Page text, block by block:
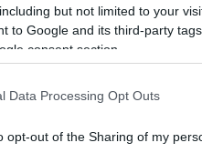
but not limited to your
to Google and its third-party
consent section.
Data Processing Opt Outs
opt-out of the Sharing of my
autó mellett.
engedték ki a
és Russell